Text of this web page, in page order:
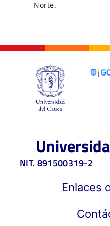
Norte.
NIT. 891500319-2
Enlaces